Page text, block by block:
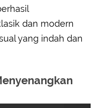
dan modern
yang indah dan